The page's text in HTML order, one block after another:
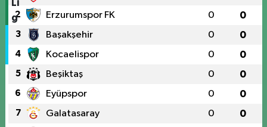
2 Erzurumspor FK 0 0
3 Başakşehir 0 0
4 Kocaelispor 0 0
5 Beşiktaş 0 0
6 Eyüpspor 0 0
7 Galatasaray 0 0